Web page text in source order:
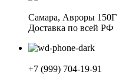
Самара, Авроры 150Г
Доставка по всей РФ
+7 (999) 704-19-91